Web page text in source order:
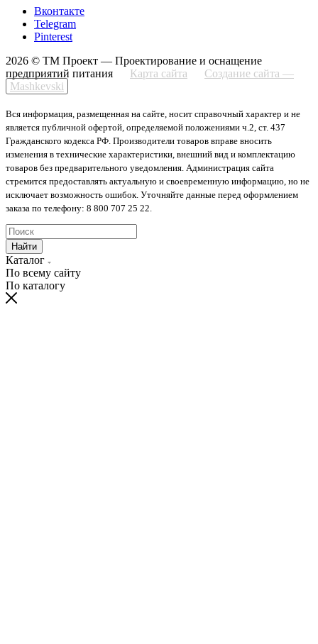
Вконтакте
Telegram
Pinterest
2026 © ТМ Проект — Проектирование и оснащение
предприятий питания
Карта сайта
Создание сайта —
Mashkevski
Вся информация, размещенная на сайте, носит справочный характер и не
является публичной офертой, определяемой положениями ч.2, ст. 437
Гражданского кодекса РФ. Производители товаров вправе вносить
изменения в технические характеристики, внешний вид и комплектацию
товаров без предварительного уведомления. Администрация сайта
стремится предоставлять актуальную и своевременную информацию, но не
исключает возможность ошибок. Уточняйте данные перед оформлением
заказа по телефону: 8 800 707 25 22.
Найти
Каталог
По всему сайту
По каталогу